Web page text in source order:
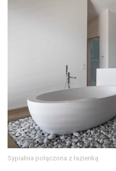
Sypialnia połączona z łazienką